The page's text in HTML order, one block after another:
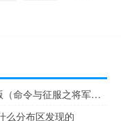
命令与征服之将军修改器 +4 绿色免费版（命令与征服之将军修改器 +4 绿色免费版功能简介）
么分布区发现的